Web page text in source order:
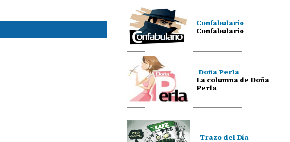
Confabulario
Confabulario
Doña Perla
La columna de Doña
Perla
Trazo del Día